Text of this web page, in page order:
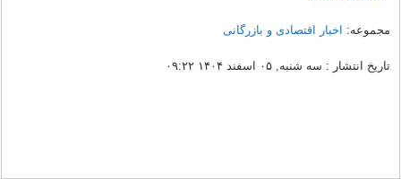
مجموعه: اخبار اقتصادی و بازرگانی
تاریخ انتشار : سه شنبه, ۰۵ اسفند ۱۴۰۴ ۰۹:۲۲